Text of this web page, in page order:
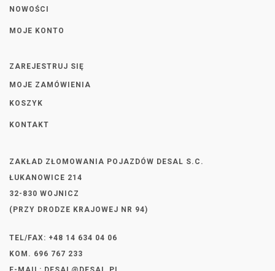
NOWOŚCI
MOJE KONTO
ZAREJESTRUJ SIĘ
MOJE ZAMÓWIENIA
KOSZYK
KONTAKT
ZAKŁAD ZŁOMOWANIA POJAZDÓW DESAL S.C.
ŁUKANOWICE 214
32-830 WOJNICZ
(PRZY DRODZE KRAJOWEJ NR 94)
TEL/FAX: +48 14 634 04 06
KOM. 696 767 233